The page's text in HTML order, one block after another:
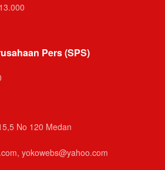
Pers (SPS)
No 120 Medan
yokowebs@yahoo.com